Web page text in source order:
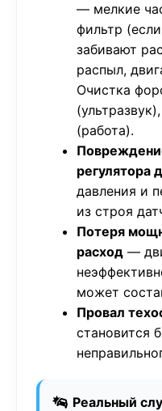
— мелкие
фильтр
забивают
распыл,
Очистка
(работа).
регулятора
давления и
из строя
Потеря
расход —
может
Провал
становится
Реальный